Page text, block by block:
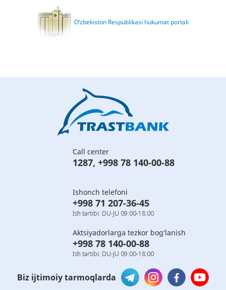
O‘zbekiston Respublikasi hukumat portali
Call center
1287, +998 78 140-00-88
Ishonch telefoni
+998 71 207-36-45
Ish tartibi: DU-JU 09:00-18:00
Aktsiyadorlarga tezkor bog'lanish
+998 78 140-00-88
Ish tartibi: DU-JU 09:00-18:00
Biz ijtimoiy tarmoqlarda